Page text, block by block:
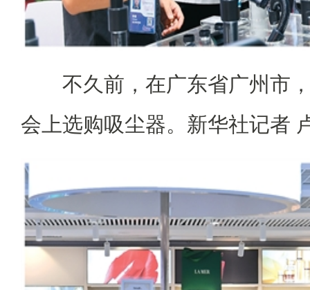
不久前，在广东省广州市，
会上选购吸尘器。新华社记者